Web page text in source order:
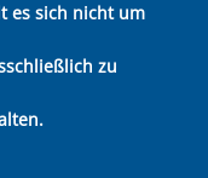
es sich nicht um
zu